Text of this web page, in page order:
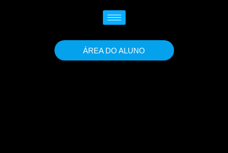
ÁREA DO ALUNO